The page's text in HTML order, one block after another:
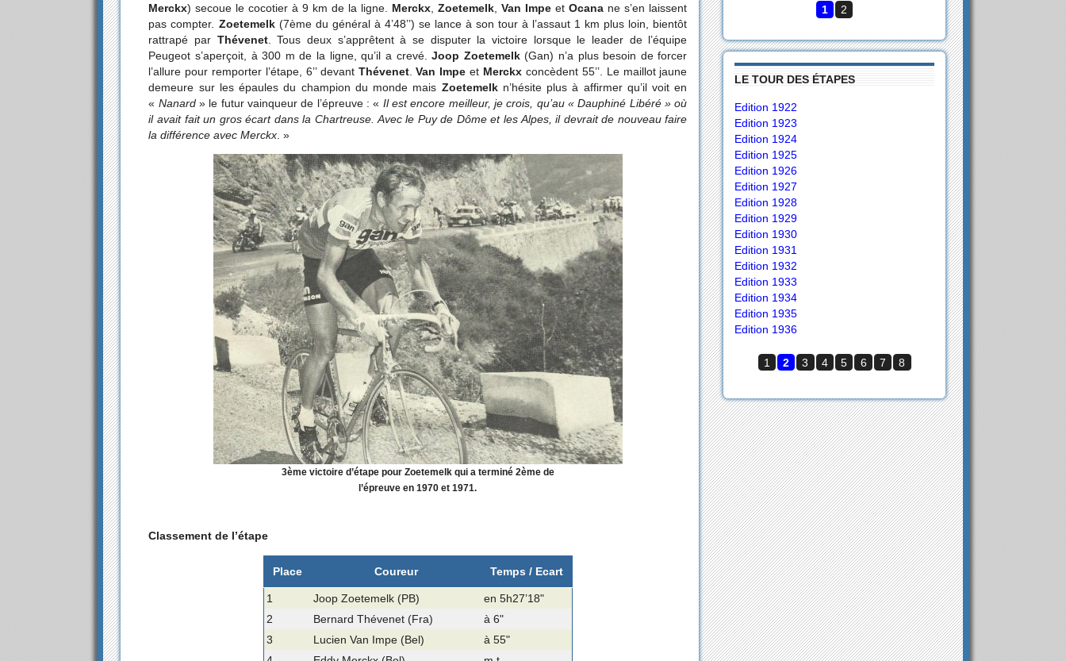
1 2
LE TOUR DES ÉTAPES
Edition 1922
Edition 1923
Edition 1924
Edition 1925
Edition 1926
Edition 1927
Edition 1928
Edition 1929
Edition 1930
Edition 1931
Edition 1932
Edition 1933
Edition 1934
Edition 1935
Edition 1936
1 2 3 4 5 6 7 8
Merckx) secoue le cocotier à 9 km de la ligne. Merckx ,Zoetemelk ,Van Impe etOcana ne s’en laissent
pas compter. Zoetemelk(7ème du général à 4’48’’) se lance à son tour à l’assaut 1 km plus loin, bientôt
rattrapé par Thévenet. Tous deux s’apprêtent à se disputer la victoire lorsque le leader de l’équipe
Peugeot s’aperçoit, à 300 m de la ligne, qu’il a crevé. Joop Zoetemelk(Gan) n’a plus besoin de forcer
l’allure pour remporter l’étape, 6’’ devant Thévenet.Van Impe et Merckx concèdent 55’’. Le maillot jaune
demeure sur les épaules du champion du monde mais Zoetemelkn’hésite plus à affirmer qu’il voit en
« Nanard» le futur vainqueur de l’épreuve : « Il est encore meilleur, je crois, qu’au « Dauphiné Libéré » où
il avait fait un gros écart dans la Chartreuse. Avec le Puy de Dôme et les Alpes, il devrait de nouveau faire
la différence avec Merckx . »
3ème victoire d’étape pour Zoetemelk qui a terminé 2ème de
l’épreuve en 1970 et 1971.
Classement de l’étape
Place Coureur Temps / Ecart
1 Joop Zoetemelk (PB)
en 5h27’18"
2
Bernard Thévenet (Fra)
à 6"
3
Lucien Van Impe (Bel)
à 55"